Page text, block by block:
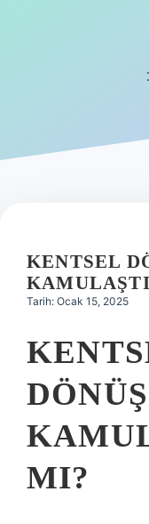
Hakkımızda
KENTSEL
Tarih: Ocak 15, 2025
MI?